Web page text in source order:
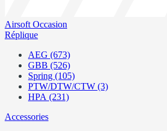
Airsoft Occasion
Réplique
AEG (673)
GBB (526)
Spring (105)
PTW/DTW/CTW (3)
HPA (231)
Accessories